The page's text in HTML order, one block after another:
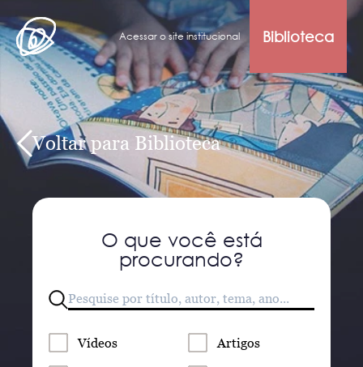
Acessar o site institucional Biblioteca
Voltar para Biblioteca
O que você está
procurando?
Vídeos Artigos